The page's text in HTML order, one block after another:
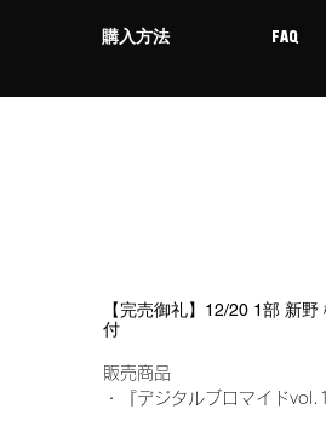
購入方法 FAQ
【完売御礼】12/20 1部 新
付
販売商品
・『デジタルブロマイド